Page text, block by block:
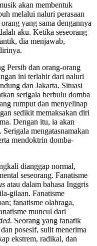
akan membentuk
melalui naluri perasaan
yang sama dengannya
aku. Ketika seseorang
dia menjawab,
Persib dan orang-orang
ini terlahir dari naluri
dan Jakarta. Situasi
serigala berbulu domba
rumput dan menyelinap
sedikit memaksakan diri
Dengan itu, ia akan
mengatasnamakan
mendoktrin domba-
dianggap normal,
seseorang. Fanatisme
atau dalam bahasa Inggris
gilaan. Fanatisme
fanatisme olahraga,
muncul dari
. Seorang yang fanatik
posesif, sulit menerima
ekstrem, radikal, dan